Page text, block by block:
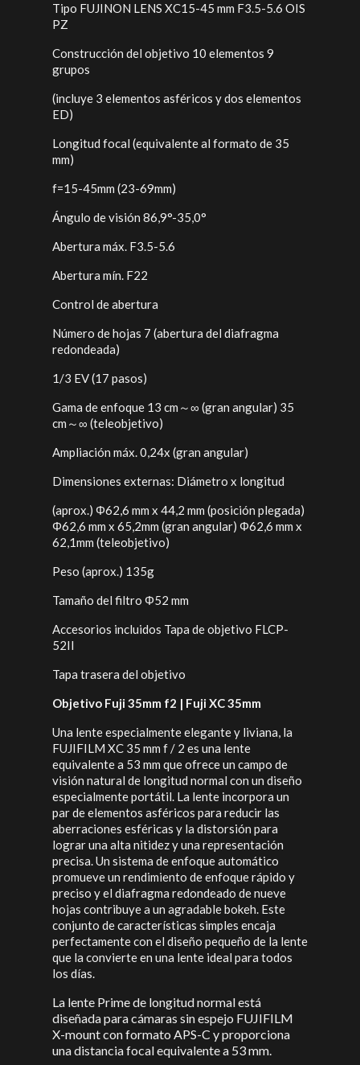
Tipo FUJINON LENS XC15-45 mm F3.5-5.6 OIS
PZ
Construcción del objetivo 10 elementos 9
grupos
(incluye 3 elementos asféricos y dos elementos
ED)
Longitud focal (equivalente al formato de 35
mm)
f=15-45mm (23-69mm)
Ángulo de visión 86,9°-35,0°
Abertura máx. F3.5-5.6
Abertura mín. F22
Control de abertura
Número de hojas 7 (abertura del diafragma
redondeada)
1/3 EV (17 pasos)
Gama de enfoque 13 cm～∞ (gran angular) 35
cm～∞ (teleobjetivo)
Ampliación máx. 0,24x (gran angular)
Dimensiones externas: Diámetro x longitud
(aprox.) Φ62,6 mm x 44,2 mm (posición plegada)
Φ62,6 mm x 65,2mm (gran angular) Φ62,6 mm x
62,1mm (teleobjetivo)
Peso (aprox.) 135g
Tamaño del filtro Φ52 mm
Accesorios incluidos Tapa de objetivo FLCP-
52II
Tapa trasera del objetivo
Objetivo Fuji 35mm f2 | Fuji XC 35mm
Una lente especialmente elegante y liviana, la
FUJIFILM XC 35 mm f / 2 es una lente
equivalente a 53 mm que ofrece un campo de
visión natural de longitud normal con un diseño
especialmente portátil. La lente incorpora un
par de elementos asféricos para reducir las
aberraciones esféricas y la distorsión para
lograr una alta nitidez y una representación
precisa. Un sistema de enfoque automático
promueve un rendimiento de enfoque rápido y
preciso y el diafragma redondeado de nueve
hojas contribuye a un agradable bokeh. Este
conjunto de características simples encaja
perfectamente con el diseño pequeño de la lente
que la convierte en una lente ideal para todos
los días.
La lente Prime de longitud normal está
diseñada para cámaras sin espejo FUJIFILM
X-mount con formato APS-C y proporciona
una distancia focal equivalente a 53 mm.